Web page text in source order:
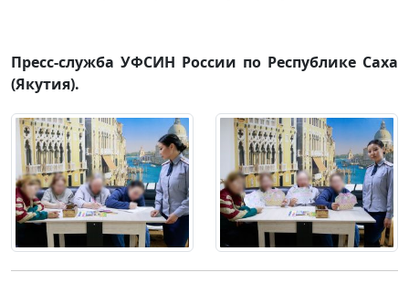
Пресс-служба УФСИН России по Республике Саха
(Якутия).